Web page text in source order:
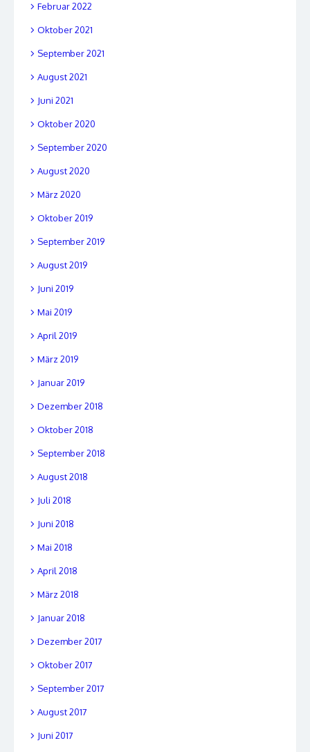
Februar 2022
Oktober 2021
September 2021
August 2021
Juni 2021
Oktober 2020
September 2020
August 2020
März 2020
Oktober 2019
September 2019
August 2019
Juni 2019
Mai 2019
April 2019
März 2019
Januar 2019
Dezember 2018
Oktober 2018
September 2018
August 2018
Juli 2018
Juni 2018
Mai 2018
April 2018
März 2018
Januar 2018
Dezember 2017
Oktober 2017
September 2017
August 2017
Juni 2017